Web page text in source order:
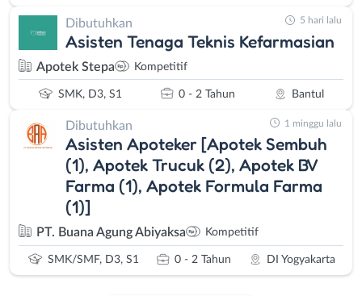
Dibutuhkan
Asisten Tenaga Teknis Kefarmasian
Apotek Stepa Kompetitif
SMK, D3, S1 0 - 2 Tahun Bantul
5 hari lalu
Dibutuhkan
Asisten Apoteker [Apotek Sembuh
(1), Apotek Trucuk (2), Apotek BV
Farma (1), Apotek Formula Farma
(1)]
PT. Buana Agung Abiyaksa Kompetitif
SMK/SMF, D3, S1 0 - 2 Tahun DI Yogyakarta
1 minggu lalu